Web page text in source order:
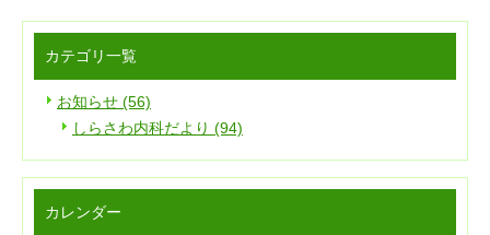
カテゴリ一覧
お知らせ (56)
しらさわ内科だより (94)
カレンダー